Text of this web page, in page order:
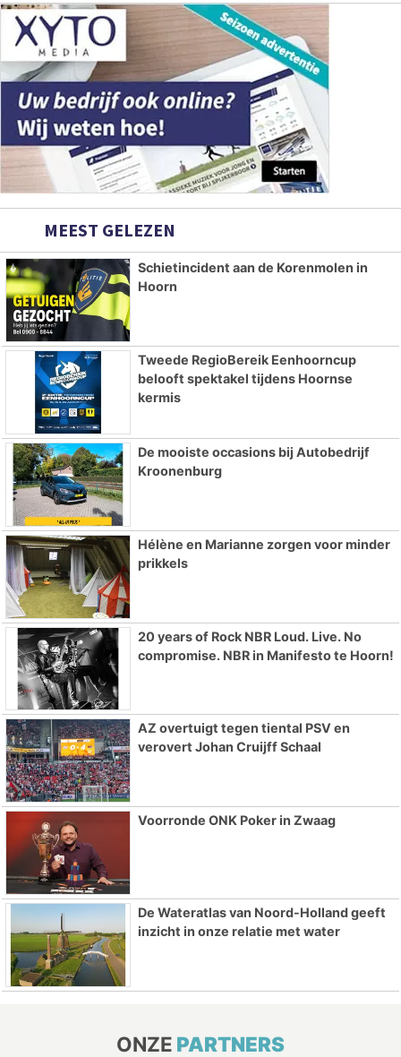
MEEST GELEZEN
Schietincident aan de Korenmolen in
Hoorn
Tweede RegioBereik Eenhoorncup
belooft spektakel tijdens Hoornse
kermis
De mooiste occasions bij Autobedrijf
Kroonenburg
Hélène en Marianne zorgen voor minder
prikkels
20 years of Rock NBR Loud. Live. No
compromise. NBR in Manifesto te Hoorn!
AZ overtuigt tegen tiental PSV en
verovert Johan Cruijff Schaal
Voorronde ONK Poker in Zwaag
De Wateratlas van Noord-Holland geeft
inzicht in onze relatie met water
ONZE PARTNERS